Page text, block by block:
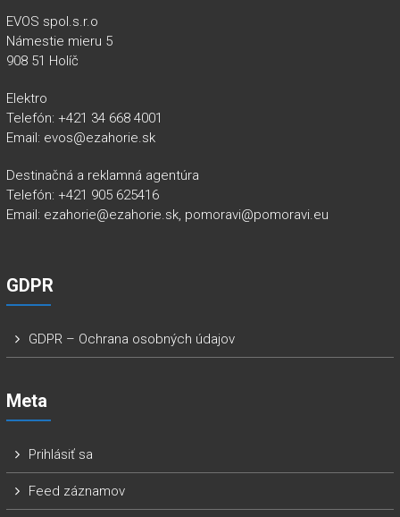
EVOS spol.s.r.o
Námestie mieru 5
908 51 Holíč
Elektro
Telefón: +421 34 668 4001
Email: evos@ezahorie.sk
Destinačná a reklamná agentúra
Telefón: +421 905 625416
Email: ezahorie@ezahorie.sk, pomoravi@pomoravi.eu
GDPR
GDPR – Ochrana osobných údajov
Meta
Prihlásiť sa
Feed záznamov